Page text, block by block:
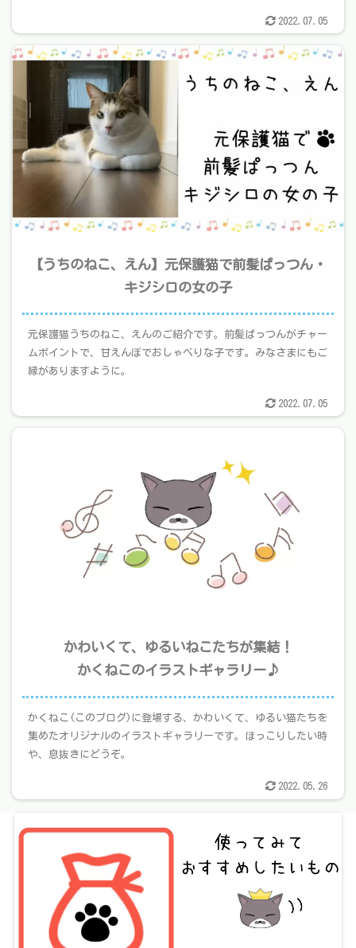
2022.07.05
【うちのねこ、えん】元保護猫で前髪ぱっつん・
キジシロの女の子
元保護猫うちのねこ、えんのご紹介です。前髪ぱっつんがチャー
ムポイントで、甘えんぼでおしゃべりな子です。みなさまにもご
縁がありますように。
2022.07.05
かわいくて、ゆるいねこたちが集結！
かくねこのイラストギャラリー♪
かくねこ(このブログ)に登場する、かわいくて、ゆるい猫たちを
集めたオリジナルのイラストギャラリーです。ほっこりしたい時
や、息抜きにどうぞ。
2022.05.26